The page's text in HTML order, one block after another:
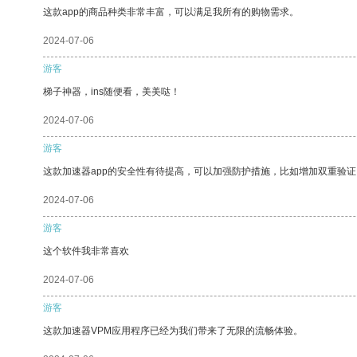
这款app的商品种类非常丰富，可以满足我所有的购物需求。
2024-07-06
游客
梯子神器，ins随便看，美美哒！
2024-07-06
游客
这款加速器app的安全性有待提高，可以加强防护措施，比如增加双重验
2024-07-06
游客
这个软件我非常喜欢
2024-07-06
游客
这款加速器VPM应用程序已经为我们带来了无限的流畅体验。